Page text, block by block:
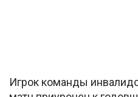
Игрок команды